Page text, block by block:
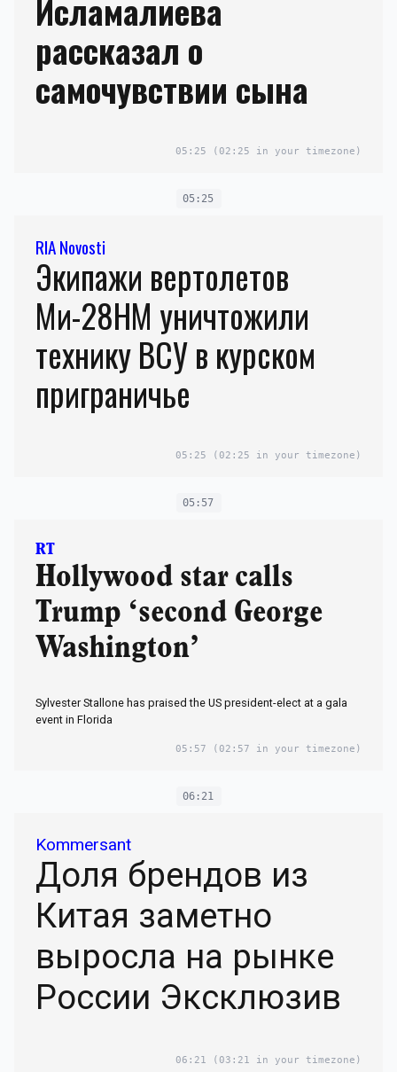
Исламалиева
рассказал о
самочувствии сына
05:25 (02:25 in your timezone)
05:25
RIA Novosti
Экипажи вертолетов
Ми-28НМ уничтожили
технику ВСУ в курском
приграничье
05:25 (02:25 in your timezone)
05:57
RT
Hollywood star calls
Trump ‘second George
Washington’
Sylvester Stallone has praised the US president-elect at a gala
event in Florida
05:57 (02:57 in your timezone)
06:21
Kommersant
Доля брендов из
Китая заметно
выросла на рынке
России Эксклюзив
06:21 (03:21 in your timezone)